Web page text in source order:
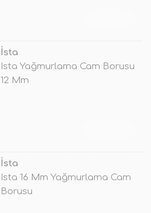
İsta
Ista Yağmurlama Cam Borusu
12 Mm
İsta
Ista 16 Mm Yağmurlama Cam
Borusu